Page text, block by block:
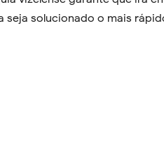
seja solucionado o mais